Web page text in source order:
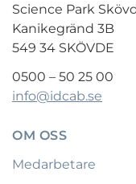
Science Park
Kanikegränd 3B
549 34 SKÖVDE
0500 – 50 25 00
info@idcab.se
OM OSS
Medarbetare